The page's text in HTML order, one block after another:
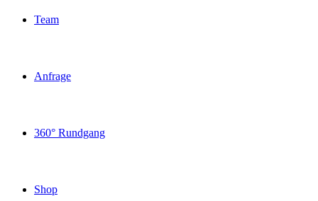
Team
Anfrage
360° Rundgang
Shop